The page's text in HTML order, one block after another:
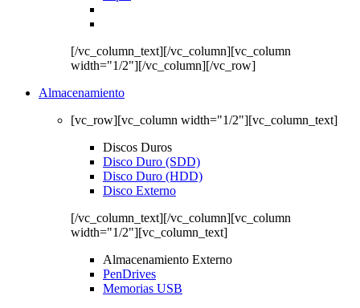
[/vc_column_text][/vc_column][vc_column
width="1/2"][/vc_column][/vc_row]
Almacenamiento
[vc_row][vc_column width="1/2"][vc_column_text]
Discos Duros
Disco Duro (SDD)
Disco Duro (HDD)
Disco Externo
[/vc_column_text][/vc_column][vc_column
width="1/2"][vc_column_text]
Almacenamiento Externo
PenDrives
Memorias USB